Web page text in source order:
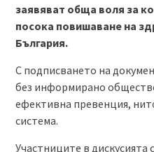
заявяват обща воля за
посока повишаване на
България.
С подписването на
без информирано
ефективна превенция,
система.
Участниците в дискусията